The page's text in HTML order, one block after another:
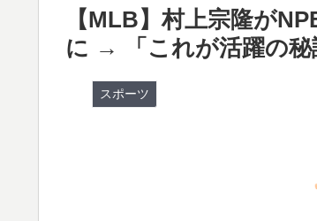
▶
【海外の反応】韓国が日本に
例行事だな」「他のことから国
▶
▶ 英国人「ようこそ」冨安健洋、
海外「中国が世界資産税を導入
AI「物の使い方を真剣に間違え
【MLB】村上宗隆が
に → 「これが活躍の秘
スポーツ